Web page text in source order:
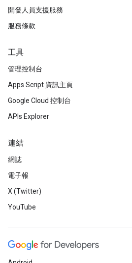
開發人員支援服務
服務條款
工具
管理控制台
Apps Script 資訊主頁
Google Cloud 控制台
APIs Explorer
連結
網誌
電子報
X (Twitter)
YouTube